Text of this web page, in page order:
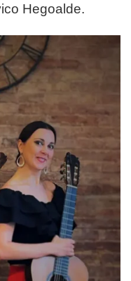
Hegoalde.